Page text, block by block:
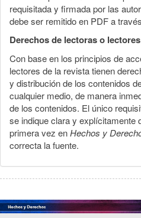
requisitada y firmada por las
debe ser remitido en PDF a
Derechos de lectoras o lectores
Con base en los principios de
lectores de la revista tienen
y distribución de los contenidos
cualquier medio, de manera
de los contenidos. El único
se indique clara y explícitamente
primera vez enHechos y
correcta la fuente.